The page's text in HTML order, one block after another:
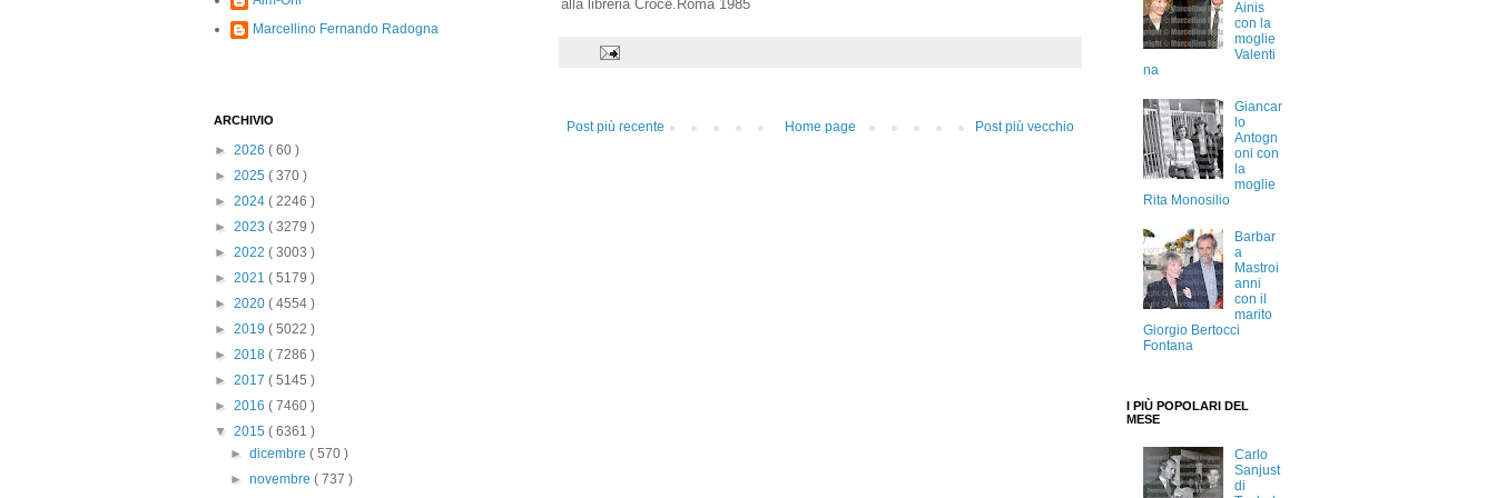
alla libreria Croce.Roma 1985
Post più recente Post più vecchio
Home page
Marcellino Fernando Radogna
ARCHIVIO
► 2026 ( 60 )
► 2025 ( 370 )
► 2024 ( 2246 )
► 2023 ( 3279 )
► 2022 ( 3003 )
► 2021 ( 5179 )
► 2020 ( 4554 )
► 2019 ( 5022 )
► 2018 ( 7286 )
► 2017 ( 5145 )
► 2016 ( 7460 )
▼ 2015 ( 6361 )
►dicembre( 570 )
►novembre( 737 )
Ainis
con la
moglie
Valenti
na
Giancar
lo
Antogn
oni con
la
moglie
Rita Monosilio
Barbar
a
Mastroi
anni
con il
marito
Giorgio Bertocci
Fontana
I PIÙ POPOLARI DEL
MESE
Carlo
Sanjust
di